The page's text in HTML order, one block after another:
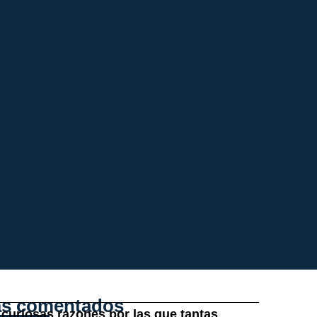
comentados
razones por las que tantas